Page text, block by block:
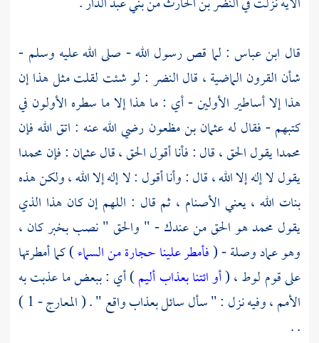
قال ابن عباس : لما قص رسول الله - صلى الله عليه وسلم -
شأن القرون الماضية ، قالالنضر : لو شئت لقلت مثل هذا إن
هذا إلا أساطير الأولين - أي : ما هذا إلا ما سطره الأولون في
كتبهم - فقال لهعثمان بن مظعون رضي الله عنه : اتق الله فإن
محمدايقول الحق ، قال : فأنا أقول الحق ، قالعثمان : فإنمحمدا
يقول لا إله إلا الله ، قال : وأنا أقول : لا إله إلا الله ، ولكن هذه
بنات الله ، يعني الأصنام ، ثم قال : اللهم إن كان هذا الذي
يقول محمدهو الحق من عندك - " والحق " نصب بخبر كان ،
وهو عماد وصلة - (فأمطر علينا حجارة من السماء) كما أمطرتها
على قوم لوط، (أو ائتنا بعذاب أليم) أي : ببعض ما عذبت به
الأمم ، وفيه نزل : " سأل سائل بعذاب واقع " . ( المعارج - 1 )
. .